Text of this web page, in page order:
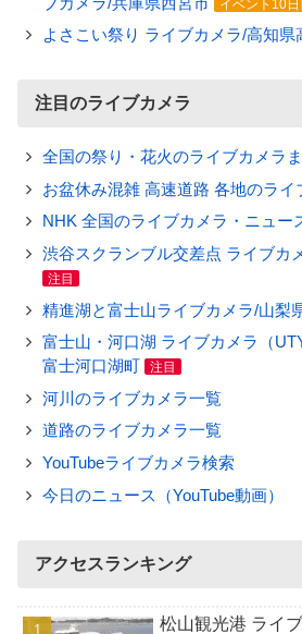
イベント10日
よさこい祭り ライブカメラ/高知県
注目のライブカメラ
全国の祭り・花火のライブカメラ
お盆休み混雑 高速道路 各地のライ
NHK 全国のライブカメラ・ニュー
渋谷スクランブル交差点 ライブカ
注目
精進湖と富士山ライブカメラ/山梨
富士山・河口湖 ライブカメラ（
富士河口湖町
注目
河川のライブカメラ一覧
道路のライブカメラ一覧
YouTubeライブカメラ検索
今日のニュース（YouTube動画）
アクセスランキング
松山観光港 ライ